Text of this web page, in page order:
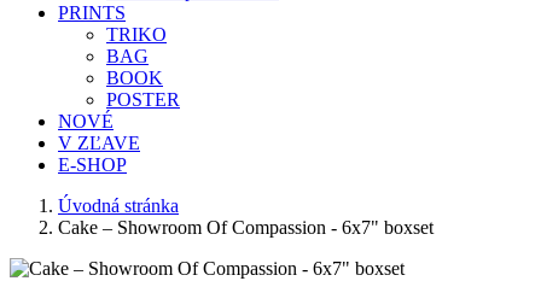
PRINTS
TRIKO
BAG
BOOK
POSTER
NOVÉ
V ZĽAVE
E-SHOP
Úvodná stránka
Cake ‎– Showroom Of Compassion - 6x7" boxset